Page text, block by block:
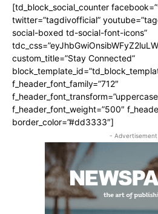
[td_block_social_counter
twitter=”tagdivofficial”
social-boxed td-social-font-icons”
custom_title=”Stay Connected”
f_header_font_family=”712″
f_header_font_weight=”500″
border_color=”#dd3333″]
-